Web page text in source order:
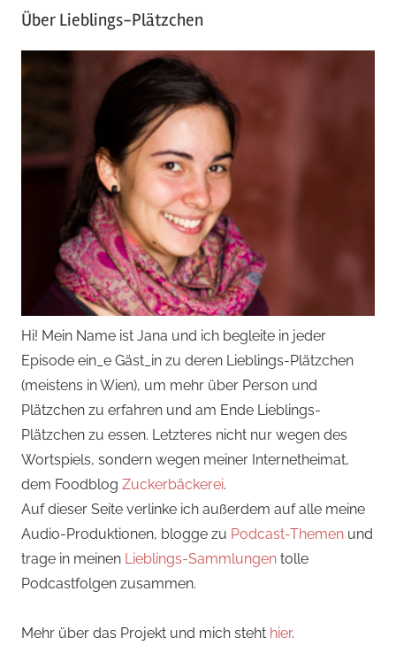
Über Lieblings-Plätzchen
Hi! Mein Name ist Jana und ich begleite in jeder
Episode ein_e Gäst_in zu deren Lieblings-Plätzchen
(meistens in Wien), um mehr über Person und
Plätzchen zu erfahren und am Ende Lieblings-
Plätzchen zu essen. Letzteres nicht nur wegen des
Wortspiels, sondern wegen meiner Internetheimat,
dem Foodblog Zuckerbäckerei.
Auf dieser Seite verlinke ich außerdem auf alle meine
Audio-Produktionen, blogge zu Podcast-Themen und
trage in meinen Lieblings-Sammlungen tolle
Podcastfolgen zusammen.
Mehr über das Projekt und mich steht hier.